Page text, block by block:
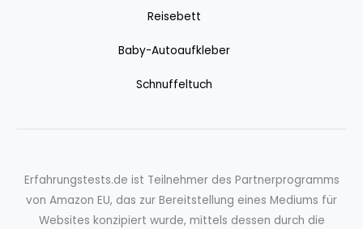
Reisebett
Baby-Autoaufkleber
Schnuffeltuch
Erfahrungstests.de ist Teilnehmer des Partnerprogramms
von Amazon EU, das zur Bereitstellung eines Mediums für
Websites konzipiert wurde, mittels dessen durch die